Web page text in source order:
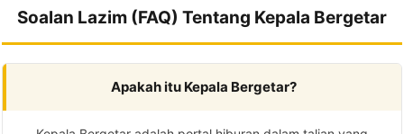
Soalan Lazim (FAQ) Tentang Kepala Bergetar
Apakah itu Kepala Bergetar?